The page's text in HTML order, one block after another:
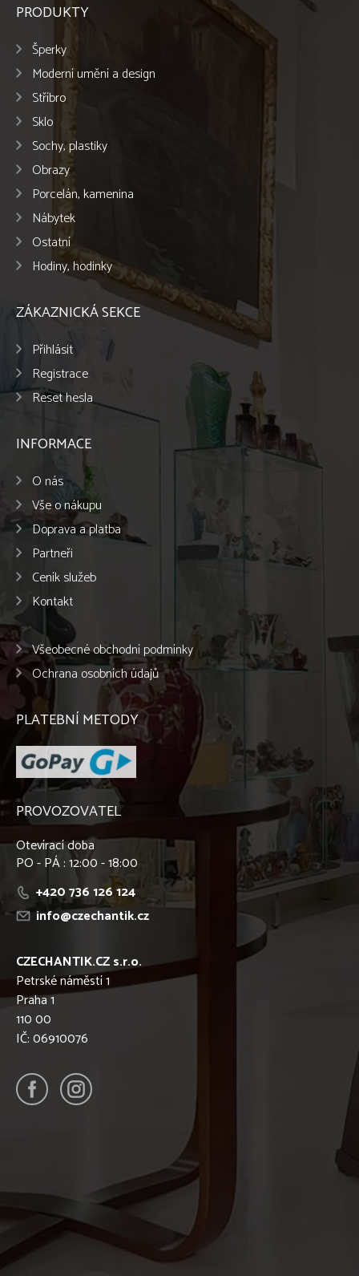
PRODUKTY
Šperky
Moderní umění a design
Stříbro
Sklo
Sochy, plastiky
Obrazy
Porcelán, kamenina
Nábytek
Ostatní
Hodiny, hodinky
ZÁKAZNICKÁ SEKCE
Přihlásit
Registrace
Reset hesla
INFORMACE
O nás
Vše o nákupu
Doprava a platba
Partneři
Ceník služeb
Kontakt
Všeobecné obchodní podmínky
Ochrana osobních údajů
PLATEBNÍ METODY
PROVOZOVATEL
Otevírací doba
PO - PÁ : 12:00 - 18:00
+420 736 126 124
info@czechantik.cz
CZECHANTIK.CZ s.r.o.
Petrské náměstí 1
Praha 1
110 00
IČ: 06910076